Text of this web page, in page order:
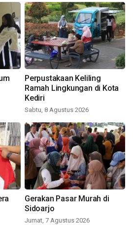
Perpustakaan Keliling
Ramah Lingkungan di Kota
Kediri
Sabtu, 8 Agustus 2026
Gerakan Pasar Murah di
Sidoarjo
Jumat, 7 Agustus 2026